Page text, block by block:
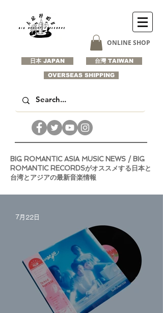
日本 JAPAN
ONLINE SHOP
台灣 TAIWAN
OVERSEAS SHIPPING
BIG ROMANTIC ASIA MUSIC NEWS / BIG
ROMANTIC RECORDSがオススメする日本と
台湾とアジアの最新音楽情報
7月22日